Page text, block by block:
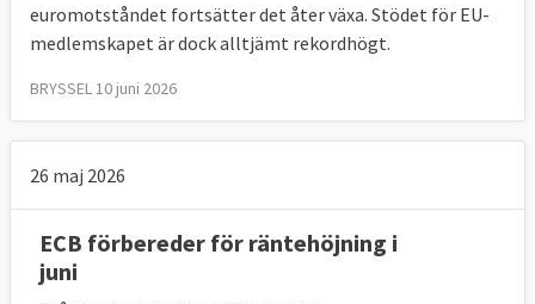
euromotståndet fortsätter det åter växa. Stödet för EU-
medlemskapet är dock alltjämt rekordhögt.
BRYSSEL 10 juni 2026
26 maj 2026
ECB förbereder för räntehöjning i
juni